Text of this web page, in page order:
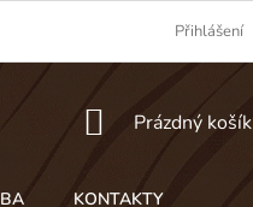
Přihlášení
NÁKUPNÍ
Prázdný košík
KONTAKTY